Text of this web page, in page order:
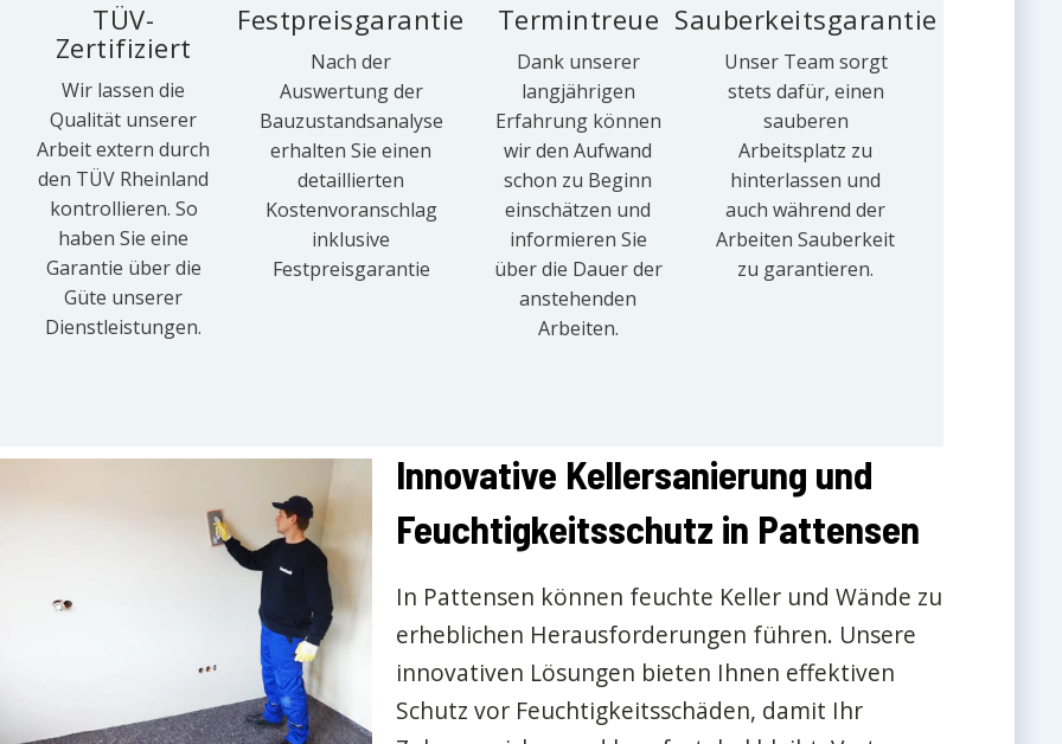
TÜV-
Zertifiziert
Wir lassen die
Qualität unserer
Arbeit extern durch
den TÜV Rheinland
kontrollieren. So
haben Sie eine
Garantie über die
Güte unserer
Dienstleistungen.
Festpreisgarantie
Nach der
Auswertung der
Bauzustandsanalyse
erhalten Sie einen
detaillierten
Kostenvoranschlag
inklusive
Festpreisgarantie
Termintreue
Dank unserer
langjährigen
Erfahrung können
wir den Aufwand
schon zu Beginn
einschätzen und
informieren Sie
über die Dauer der
anstehenden
Arbeiten.
Sauberkeitsgarantie
Unser Team sorgt
stets dafür, einen
sauberen
Arbeitsplatz zu
hinterlassen und
auch während der
Arbeiten Sauberkeit
zu garantieren.
Innovative Kellersanierung und
Feuchtigkeitsschutz in Pattensen
In Pattensen können feuchte Keller und Wände zu
erheblichen Herausforderungen führen. Unsere
innovativen Lösungen bieten Ihnen effektiven
Schutz vor Feuchtigkeitsschäden, damit Ihr